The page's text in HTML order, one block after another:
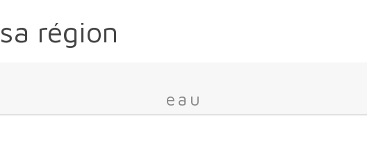
région
eau